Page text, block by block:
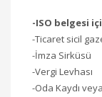
-ISO belgesi
-Ticaret sicil
-İmza Sirküsü
-Vergi Levhası
-Oda Kaydı veya